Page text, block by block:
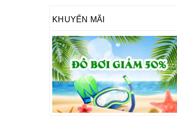
6.000.000đ - 10.000.000đ
15.000.000đ - 30.000.000đ
30.000.000đ - 50.000.000đ
Giá trên 50.000.000đ
KHUYẾN MÃI